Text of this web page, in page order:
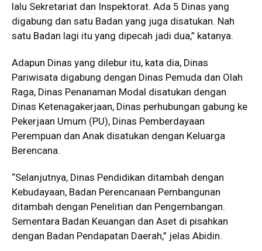
lalu Sekretariat dan Inspektorat. Ada 5 Dinas yang
digabung dan satu Badan yang juga disatukan. Nah
satu Badan lagi itu yang dipecah jadi dua,” katanya.
Adapun Dinas yang dilebur itu, kata dia, Dinas
Pariwisata digabung dengan Dinas Pemuda dan Olah
Raga, Dinas Penanaman Modal disatukan dengan
Dinas Ketenagakerjaan, Dinas perhubungan gabung ke
Pekerjaan Umum (PU), Dinas Pemberdayaan
Perempuan dan Anak disatukan dengan Keluarga
Berencana.
“Selanjutnya, Dinas Pendidikan ditambah dengan
Kebudayaan, Badan Perencanaan Pembangunan
ditambah dengan Penelitian dan Pengembangan.
Sementara Badan Keuangan dan Aset di pisahkan
dengan Badan Pendapatan Daerah,” jelas Abidin.